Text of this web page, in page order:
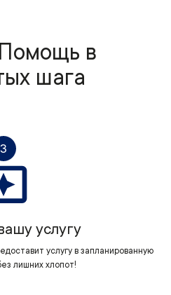
в
шага
3
услугу
услугу в запланированную
лишних хлопот!